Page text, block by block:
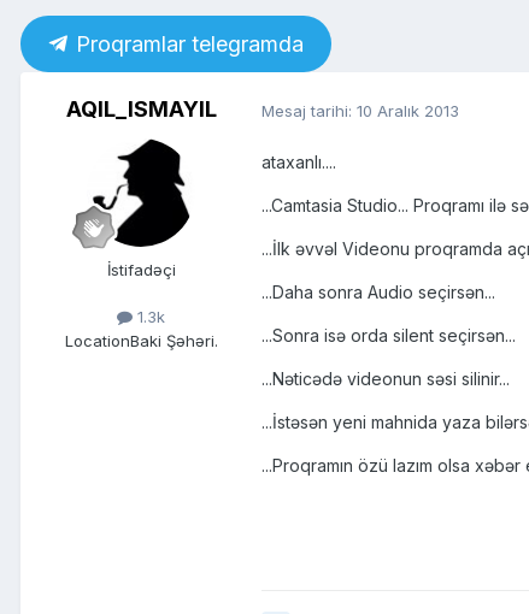
Proqramlar telegramda
AQIL_ISMAYIL
İstifadəçi
1.3k
LocationBaki Şəhəri.
Mesaj tarihi: 10 Aralık 2013
ataxanlı....
...Camtasia Studio... Proqramı ilə
...İlk əvvəl Videonu proqramda
...Daha sonra Audio seçirsən...
...Sonra isə orda silent seçirsən...
...Nəticədə videonun səsi silinir...
...İstəsən yeni mahnida yaza
...Proqramın özü lazım olsa